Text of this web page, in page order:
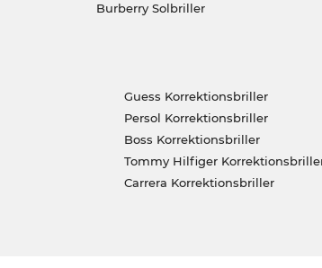
Burberry Solbriller
Guess Korrektionsbriller
Persol Korrektionsbriller
Boss Korrektionsbriller
Tommy Hilfiger
Carrera Korrektionsbriller